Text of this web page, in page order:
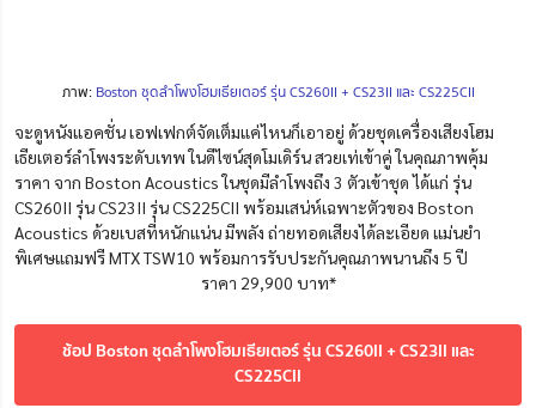
ภาพ:Boston ชุดลำโพงโฮมเธียเตอร์ รุ่น CS260II + CS23II และ CS225CII
จะดูหนังแอคชั่น เอฟเฟกต์จัดเต็มแค่ไหนก็เอาอยู่ ด้วยชุดเครื่องเสียงโฮม
เธียเตอร์ลำโพงระดับเทพในดีไซน์สุดโมเดิร์น สวยเท่เข้าคู่ในคุณภาพคุ้ม
ราคา จาก Boston Acoustics ในชุดมีลำโพงถึง 3 ตัวเข้าชุด ได้แก่ รุ่น
CS260II รุ่น CS23II รุ่น CS225CII พร้อมเสน่ห์เฉพาะตัวของ Boston
Acoustics ด้วยเบสที่หนักแน่น มีพลัง ถ่ายทอดเสียงได้ละเอียด แม่นยำ
พิเศษแถมฟรี MTX TSW10 พร้อมการรับประกันคุณภาพนานถึง 5 ปี
ราคา 29,900 บาท*
ช้อป Boston ชุดลำโพงโฮมเธียเตอร์ รุ่น CS260II + CS23II และ
CS225CII